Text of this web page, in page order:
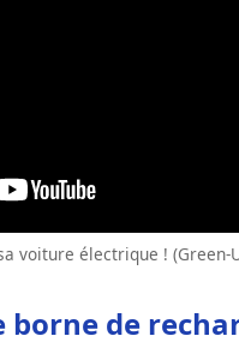
voiture électrique ! (Green-
de